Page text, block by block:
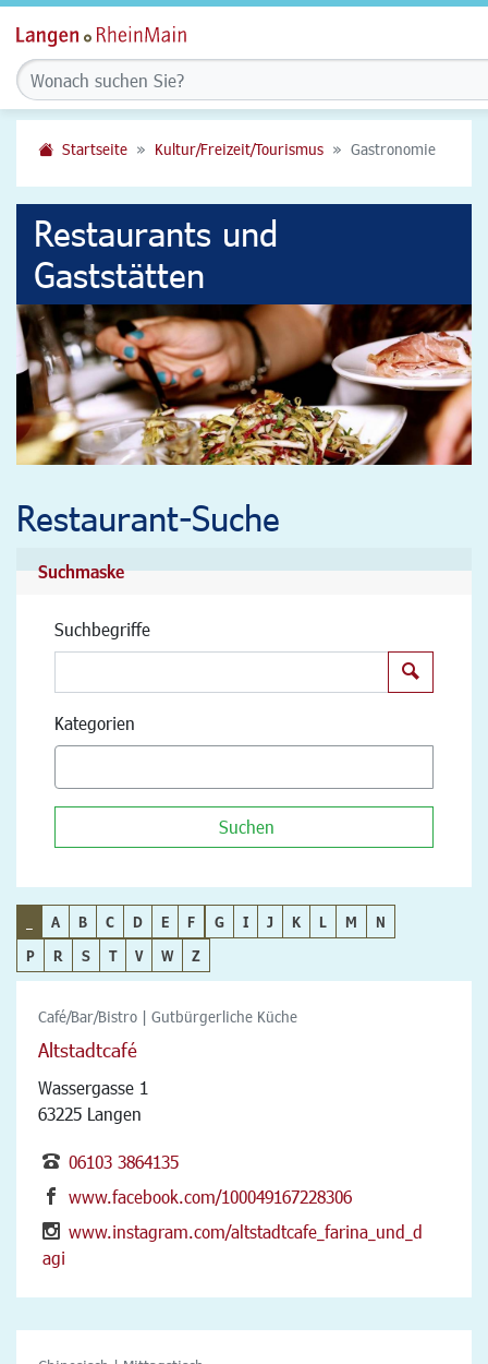
Startseite Kultur/Freizeit/Tourismus Gastronomie
Restaurants und
Gaststätten
Restaurant-Suche
Suchmaske
Suchbegriffe
Kategorien
Suchen
A B C D E F G I J K L M
N
P
R S T V W Z
Café/Bar/Bistro | Gutbürgerliche Küche
Altstadtcafé
Wassergasse 1
63225 Langen
06103 3864135
www.facebook.com/100049167228306
www.instagram.com/altstadtcafe_farina_und_d
agi